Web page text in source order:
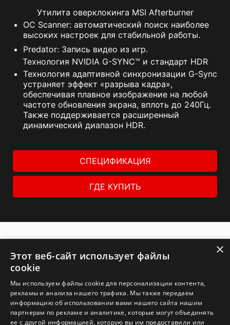
Утилита оверклокинга MSI Afterburner
OC Scanner: автоматический поиск наиболее
высоких настроек для стабильной работы.
Predator: Запись видео из игр.
Технология NVIDIA G-SYNC™ и стандарт HDR
Технология адаптивной синхронизации G-Sync
устраняет эффект «разрыва кадра»,
обеспечивая плавное изображение на любой
частоте обновления экрана, вплоть до 240Гц.
Также поддерживается расширенный
динамический диапазон HDR.
СПЕЦИФИКАЦИЯ
ГДЕ КУПИТЬ
© 2026 NVIDIA Corporation. Все права защищены. NVIDIA,
логотип NVIDIA, GeForce RTX, G-SYNC, NVIDIA GPU Boost и
NVLink – торговые марки и/или зарегистрированные
торговые марки корпорации NVIDIA в США и других
×
Этот веб-сайт использует файлы
cookie
Мы используем файлы cookie для персонализации контента,
рекламы и анализа нашего трафика. Мы также передаем
информацию об использовании вами нашего сайта нашим
партнерам по рекламе и аналитике, которые могут объединять
ее с другой информацией, которую вы им предоставили или